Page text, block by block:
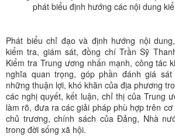
phát biểu định hướng các nội dung
Phát biểu chỉ đạo và định hướng nội
kiểm tra, giám sát, đồng chí Trần Sỹ
Kiểm tra Trung ương nhấn mạnh, công tác
nghĩa quan trọng, góp phần đánh giá
những thuận lợi, khó khăn của địa phương
các nghị quyết, kết luận, chỉ thị của Trung
làm rõ, đưa ra các giải pháp phù hợp trên
chủ trương, chính sách của Đảng, Nhà
trong đời sống xã hội.